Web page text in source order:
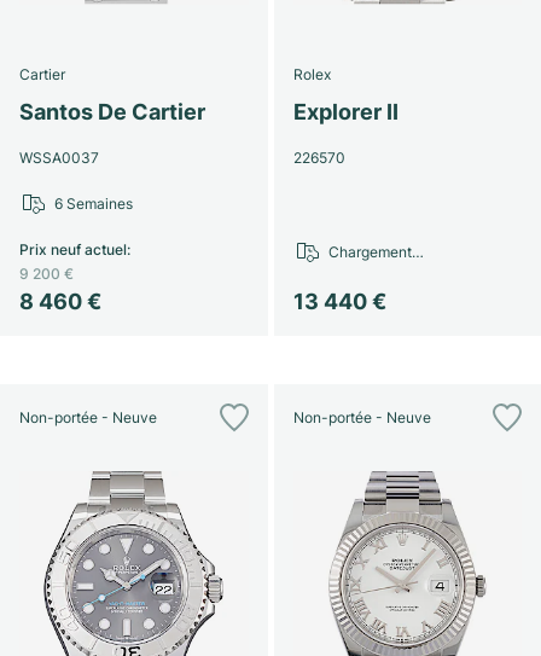
Cartier
Santos De Cartier
WSSA0037
8 460 €
Prix neuf actuel:
9 200 €
6 Semaines
Rolex
Explorer II
226570
13 440 €
Chargement…
Non-portée - Neuve Non-portée - Neuve